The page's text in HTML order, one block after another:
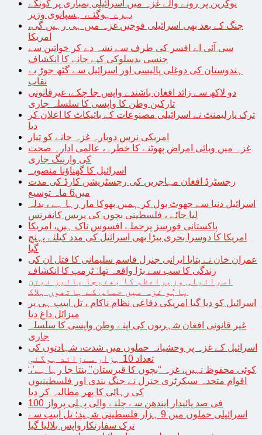
یوکرین پر رونے والے غزہ میں اسرائیلی بمباری پر گونگے
بہرے ہوگئے، ہسپانوی وزیر
جنگ کے بعد بھی اسرائیلی فوجیں غزہ میں ہی رہیں گی،
امریکا
سی آئی اے افسر کی طرف سے نشہ دے کر خواتین سے
جنسی بدسلوکی کیے جانے کا انکشاف
ہندوستان کی دوغلی پالیسی اور اسرائیل سے گٹھ جوڑ بے
نقاب
دو لاکھ سے زائد افغان باشندے واپس جا چکے، غیرقانونی
تارکین وطن کا واپسی کا سلسلہ جاری
ترک پارلیمنٹ نے اسرائیلی مصنوعات کے بائیکاٹ کا اعلان کر
دیا
امریکی نرس دوبارہ غزہ جانے کو تیار
غزہ میں وبائی امراض پھوٹنے کا خطرہ، عالمی ادارہ صحت
کی وارننگ جاری
اسرائیل کا گھناؤنا منصوبہ
رجسٹرڈ افغان مہاجرین کی رجسٹریشن کارڈ کی مدت
میں6 ماہ توسیع
اسرائیل دنیا سے جھوٹ بول کر ہمیں بھوکا مار رہا ہے ، بدلہ
لیا جائے ، فلسطینی بچوں کی پریس کانفرنس
پاکستانی فورسز پرحملے افسوس ناک ہیں، امریکا
امریکا کا دوسرا بحری بیڑا بھی اسرائیل کی مدد کیلئے پہنچ
گیا
عمران خان نے بتایا ایرانی جنرل قاسم سلیمانی کا قتل ان کی
زندگی کا سب سے بڑا واقعہ تھا: ٹرمپ کا انکشاف
اسرائیلی وزیراعظم کا بھتیجا یائیر نیتن
یاہُو غزہ میں حماس کے ہاتھوں ہلاک
اسرائیل کو دیا گیا امریکی دفاعی نظام ناکام ، تل ابیب ہی پر
میزائل داغ دیا
غیر قانونی افغان شہریوں کی اپنے وطن واپسی کا سلسلہ
جاری
اسرائیل کے غزہ پر وحشیانہ حملوں میں شدت، شہادتوں کی
تعداد 10 ہزار سےزائد ہوگئی
‘کوئی محفوظ نہیں، غزہ “بچوں کا قبرستان” بنتا جا رہا ہے’،
اقوام متحدہ سیکرٹری جنرل نے جنگ بندی اور فلسطینیوں
کی رہائی کا پھر مطالبہ کر دیا
100 فی صد پائیدار ایندھن سے چلنے والی پہلی پرواز
اسرائیلی حملوں میں 9 ہزار فلسطینی شہید؛ تل ابیب سے
ترک سفارتکارواپس بلالیا گیا